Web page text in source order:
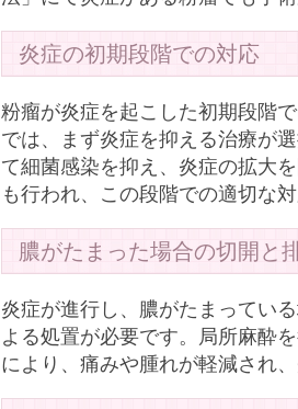
炎症の初期段階での対応
粉瘤が炎症を起こした初期段階
では、まず炎症を抑える治療が
て細菌感染を抑え、炎症の拡大
も行われ、この段階での適切な
膿がたまった場合の切開と
炎症が進行し、膿がたまってい
よる処置が必要です。局所麻酔
により、痛みや腫れが軽減され